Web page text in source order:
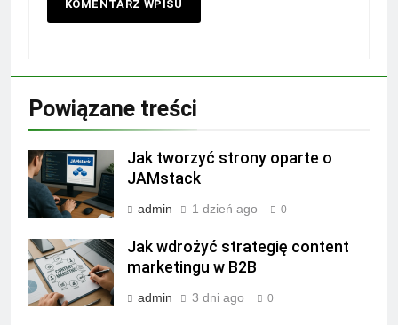
Powiązane treści
Jak tworzyć strony oparte o
JAMstack
admin 1 dzień ago 0
Jak wdrożyć strategię content
marketingu w B2B
admin 3 dni ago 0